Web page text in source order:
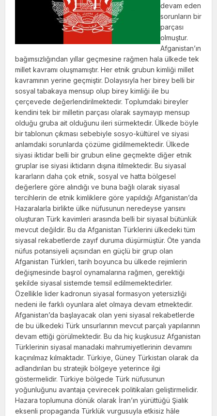
devam eden
sorunların bir
parçası
olmuştur.
Afganistan’ın
bağımsızlığından yıllar geçmesine rağmen hala ülkede tek
millet kavramı oluşmamıştır. Her etnik grubun kimliği millet
kavramının yerine geçmiştir. Dolayısıyla her birey belli bir
sosyal tabakaya mensup olup birey kimliği ile bu
çerçevede değerlendirilmektedir. Toplumdaki bireyler
kendini tek bir milletin parçası olarak saymayıp mensup
olduğu gruba ait olduğunu ileri sürmektedir. Ülkede böyle
bir tablonun çıkması sebebiyle sosyo-kültürel ve siyasi
anlamdaki sorunlarda çözüme gidilmemektedir. Ülkede
siyasi iktidar belli bir grubun eline geçmekte diğer etnik
gruplar ise siyasi iktidarın dışına itilmektedir. Bu siyasal
kararların daha çok etnik, sos­yal ve hatta bölgesel
değerlere göre alındığı ve buna bağlı olarak siyasal
tercihlerin de etnik kimliklere göre yapıldığı Afganistan’da
Haza­ralarla birlikte ülke nüfusunun neredeyse yarısını
oluş­turan Türk kavimleri arasında belli bir siyasal bütünlük
mevcut değildir. Bu da Afganistan Türklerini ülkedeki tüm
siyasal rekabetlerde zayıf duruma düşürmüştür. Öte yanda
nüfus potansiyeli açısından en güçlü bir grup olan
Afganistan Türkleri, tarih boyunca bu ülkede rejimlerin
değişmesinde başrol oy­namalarına rağmen, gerektiği
şekilde siyasal sistemde temsil edilmemektedirler.
Özellikle lider kadronun siyasal formasyon yetersizli­ği
nedeni ile farklı oyunlara alet olmaya de­vam etmektedir.
Afganistan’da başlayacak olan yeni siyasal rekabetlerde
de bu ülkedeki Türk unsurlarının mevcut parçalı yapılarının
devam ettiği görülmektedir. Bu da hiç kuş­kusuz Afganistan
Türklerinin siyasal mana­daki mahrumiyetlerinin devamını
kaçınılmaz kılmaktadır. Türkiye, Güney Türkistan olarak da
adlandırılan bu stratejik bölgeye yeterin­ce ilgi
göstermelidir. Türkiye bölgede Türk nüfusunun
yoğunluğunu avantaja çevirecek politikaları geliştirmelidir.
Hazara toplumuna dönük olarak İran’ın yürüttüğü Şialık
eksenli propaganda Türklük vurgusuyla etkisiz hâle